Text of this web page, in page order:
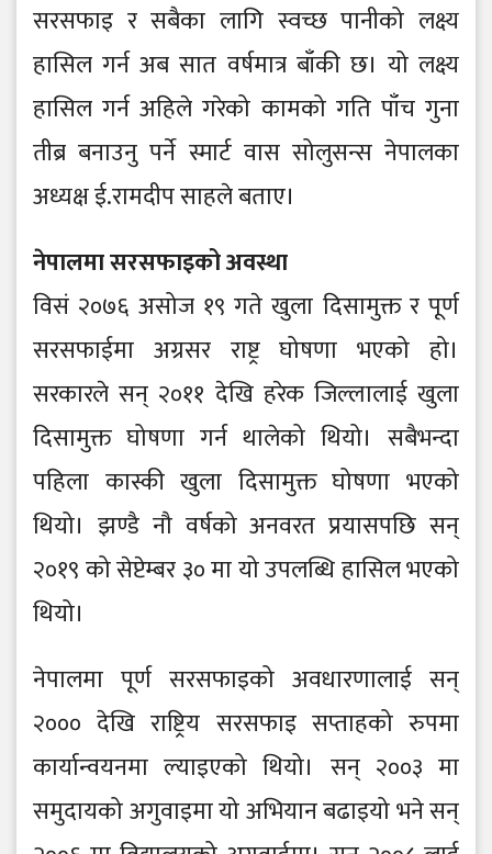
सरसफाइ र सबैका लागि स्वच्छ पानीको लक्ष्य
हासिल गर्न अब सात वर्षमात्र बाँकी छ। यो लक्ष्य
हासिल गर्न अहिले गरेको कामको गति पाँच गुना
तीब्र बनाउनु पर्ने स्मार्ट वास सोलुसन्स नेपालका
अध्यक्ष ई.रामदीप साहले बताए।
नेपालमा सरसफाइको अवस्था
विसं २०७६ असोज १९ गते खुला दिसामुक्त र पूर्ण
सरसफाईमा अग्रसर राष्ट्र घोषणा भएको हो।
सरकारले सन् २०११ देखि हरेक जिल्लालाई खुला
दिसामुक्त घोषणा गर्न थालेको थियो। सबैभन्दा
पहिला कास्की खुला दिसामुक्त घोषणा भएको
थियो। झण्डै नौ वर्षको अनवरत प्रयासपछि सन्
२०१९ को सेप्टेम्बर ३० मा यो उपलब्धि हासिल भएको
थियो।
नेपालमा पूर्ण सरसफाइको अवधारणालाई सन्
२००० देखि राष्ट्रिय सरसफाइ सप्ताहको रुपमा
कार्यान्वयनमा ल्याइएको थियो। सन् २००३ मा
समुदायको अगुवाइमा यो अभियान बढाइयो भने सन्